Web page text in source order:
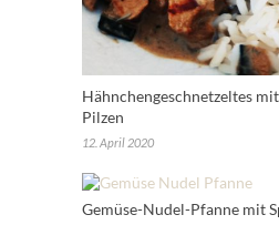
Hähnchengeschnetzeltes
Pilzen
12. April 2020
Gemüse-Nudel-Pfanne mit